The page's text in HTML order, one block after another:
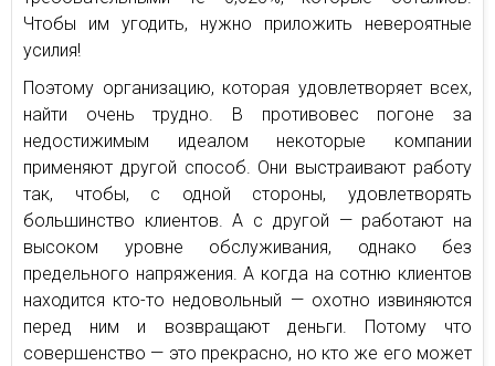
Чтобы им угодить, нужно приложить невероятные
усилия!
Поэтому организацию, которая удовлетворяет всех,
найти очень трудно. В противовес погоне за
недостижимым идеалом некоторые компании
применяют другой способ. Они выстраивают работу
так, чтобы, с одной стороны, удовлетворять
большинство клиентов. А с другой — работают на
высоком уровне обслуживания, однако без
предельного напряжения. А когда на сотню клиентов
находится кто-то недовольный — охотно извиняются
перед ним и возвращают деньги. Потому что
совершенство — это прекрасно, но кто же его может